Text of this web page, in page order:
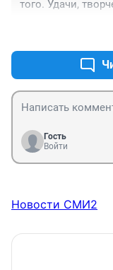
того. Удачи,
Гость
Войти
Новости СМИ2